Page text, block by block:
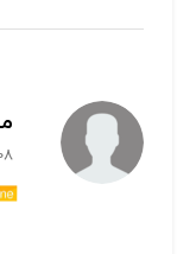
08 مهر